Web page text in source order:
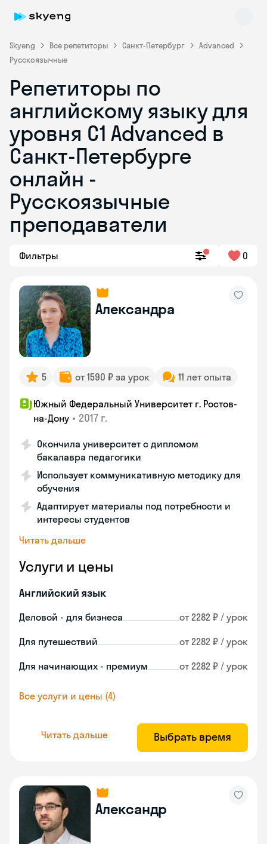
Skyeng Все репетиторы Санкт-Петербург
Advanced
Русскоязычные
Репетиторы по
английскому языку для
уровня C1 Advanced в
Санкт-Петербурге
онлайн -
Русскоязычные
преподаватели
Фильтры 0
Александра
5 от 1590 ₽ за урок 11 лет опыта
Южный Федеральный Университет г. Ростов-
на-Дону • 2017 г.
Окончила университет с дипломом
бакалавра педагогики
Использует коммуникативную методику для
обучения
Адаптирует материалы под потребности и
интересы студентов
Читать дальше
Услуги и цены
Английский язык
Деловой - для бизнеса от 2282 ₽ / урок
Для путешествий от 2282 ₽ / урок
Для начинающих - премиум от 2282 ₽ / урок
Все услуги и цены (4)
Читать дальше Выбрать время
Александр
Skyeng Chat